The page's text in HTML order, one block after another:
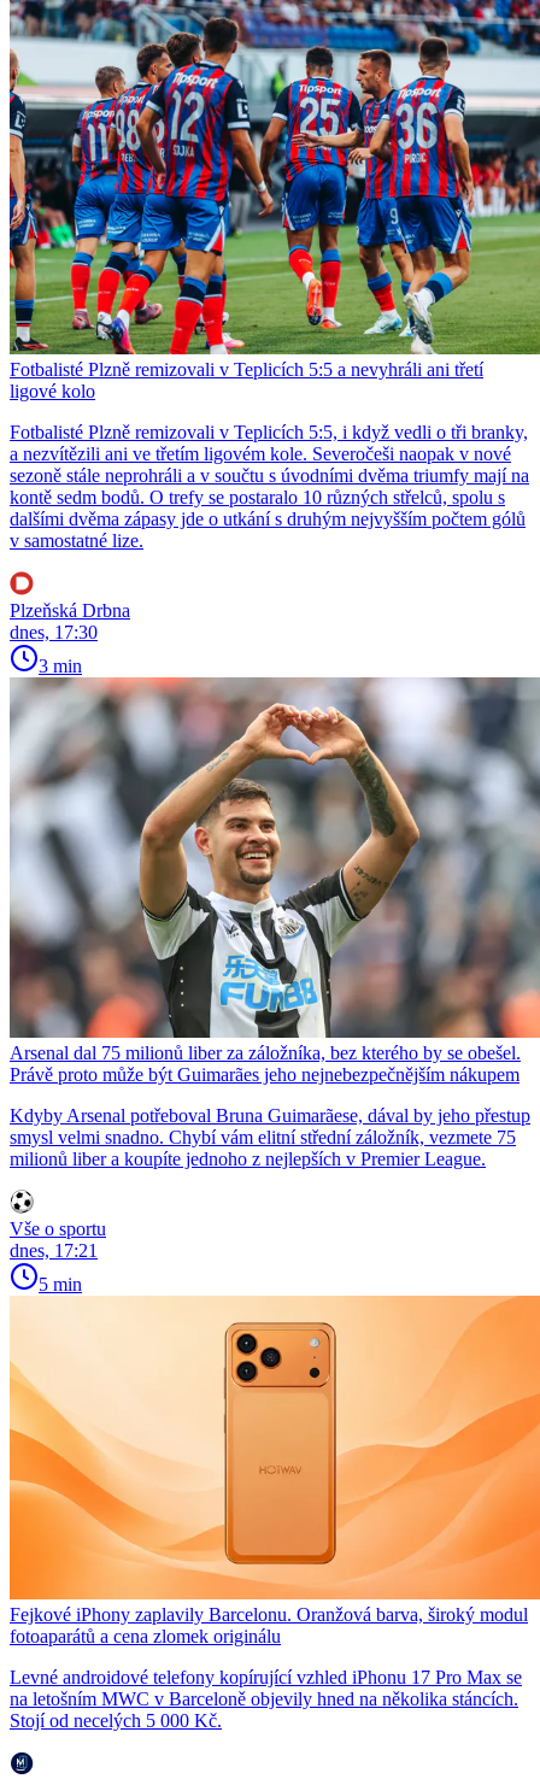
Fotbalisté Plzně remizovali v Teplicích 5:5 a nevyhráli ani třetí
ligové kolo
Fotbalisté Plzně remizovali v Teplicích 5:5, i když vedli o tři branky,
a nezvítězili ani ve třetím ligovém kole. Severočeši naopak v nové
sezoně stále neprohráli a v součtu s úvodními dvěma triumfy mají na
kontě sedm bodů. O trefy se postaralo 10 různých střelců, spolu s
dalšími dvěma zápasy jde o utkání s druhým nejvyšším počtem gólů
v samostatné lize.
Plzeňská Drbna
dnes, 17:30
3 min
Arsenal dal 75 milionů liber za záložníka, bez kterého by se obešel.
Právě proto může být Guimarães jeho nejnebezpečnějším nákupem
Kdyby Arsenal potřeboval Bruna Guimarãese, dával by jeho přestup
smysl velmi snadno. Chybí vám elitní střední záložník, vezmete 75
milionů liber a koupíte jednoho z nejlepších v Premier League.
Vše o sportu
dnes, 17:21
5 min
Fejkové iPhony zaplavily Barcelonu. Oranžová barva, široký modul
fotoaparátů a cena zlomek originálu
Levné androidové telefony kopírující vzhled iPhonu 17 Pro Max se
na letošním MWC v Barceloně objevily hned na několika stáncích.
Stojí od necelých 5 000 Kč.